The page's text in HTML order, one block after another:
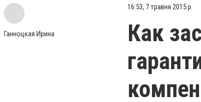
Ганноцкая Ирина
16:53, 7 травня 2015 р.
Как